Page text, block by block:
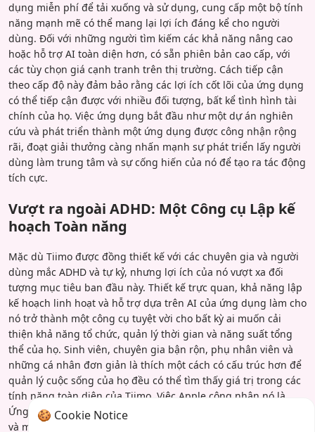
dụng miễn phí để tải xuống và sử dụng, cung cấp một bộ tính
năng mạnh mẽ có thể mang lại lợi ích đáng kể cho người
dùng. Đối với những người tìm kiếm các khả năng nâng cao
hoặc hỗ trợ AI toàn diện hơn, có sẵn phiên bản cao cấp, với
các tùy chọn giá cạnh tranh trên thị trường. Cách tiếp cận
theo cấp độ này đảm bảo rằng các lợi ích cốt lõi của ứng dụng
có thể tiếp cận được với nhiều đối tượng, bất kể tình hình tài
chính của họ. Việc ứng dụng bắt đầu như một dự án nghiên
cứu và phát triển thành một ứng dụng được công nhận rộng
rãi, đoạt giải thưởng càng nhấn mạnh sự phát triển lấy người
dùng làm trung tâm và sự cống hiến của nó để tạo ra tác động
tích cực.
Vượt ra ngoài ADHD: Một Công cụ Lập kế
hoạch Toàn năng
Mặc dù Tiimo được đồng thiết kế với các chuyên gia và người
dùng mắc ADHD và tự kỷ, nhưng lợi ích của nó vượt xa đối
tượng mục tiêu ban đầu này. Thiết kế trực quan, khả năng lập
kế hoạch linh hoạt và hỗ trợ dựa trên AI của ứng dụng làm cho
nó trở thành một công cụ tuyệt vời cho bất kỳ ai muốn cải
thiện khả năng tổ chức, quản lý thời gian và năng suất tổng
thể của họ. Sinh viên, chuyên gia bận rộn, phụ nhân viên và
những cá nhân đơn giản là thích một cách có cấu trúc hơn để
quản lý cuộc sống của họ đều có thể tìm thấy giá trị trong các
tính năng toàn diện của Tiimo. Việc Apple công nhận nó là
Ứng dụng iPhone của năm cho thấy sức hấp dẫn rộng lớn hơn
và minh chứng cho cách tiếp cận sáng tạo của nó đối với tổ
🍪 Cookie Notice